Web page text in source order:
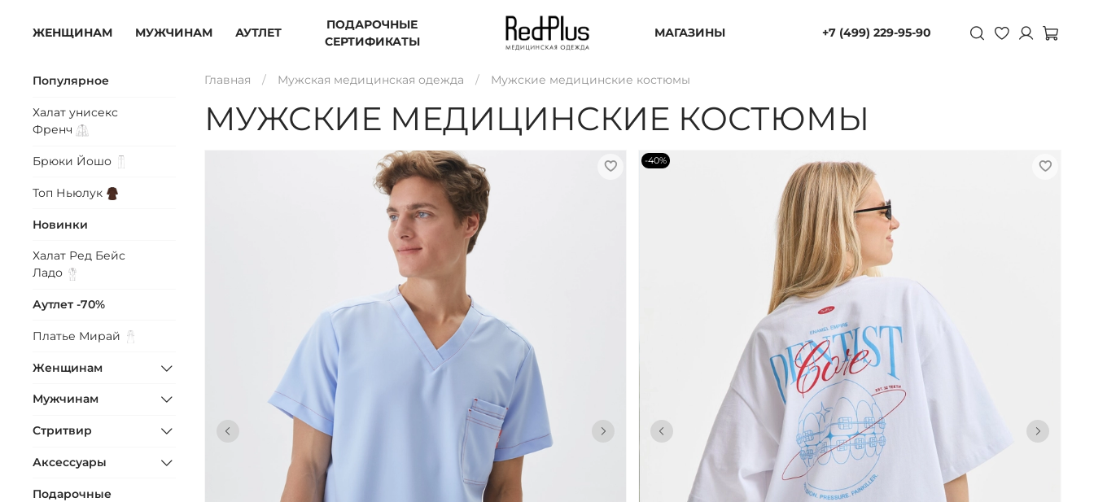
ЖЕНЩИНАМ МУЖЧИНАМ АУТЛЕТ
ПОДАРОЧНЫЕ
СЕРТИФИКАТЫ
МАГАЗИНЫ +7 (499) 229-95-90
Главная Мужская медицинская одежда Мужские медицинские костюмы
МУЖСКИЕ МЕДИЦИНСКИЕ КОСТЮМЫ
-40%
Популярное
Халат унисекс
Френч
Брюки Йошо
Топ Ньюлук
Новинки
Халат Ред Бейс
Ладо
Аутлет -70%
Платье Мирай
Женщинам
Мужчинам
Стритвир
Аксессуары
Подарочные